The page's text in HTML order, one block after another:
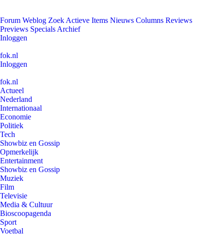
Forum Weblog Zoek Actieve Items Nieuws Columns Reviews
Previews Specials Archief
Inloggen
fok.nl
Inloggen
fok.nl
Actueel
Nederland
Internationaal
Economie
Politiek
Tech
Showbiz en Gossip
Opmerkelijk
Entertainment
Showbiz en Gossip
Muziek
Film
Televisie
Media & Cultuur
Bioscoopagenda
Sport
Voetbal